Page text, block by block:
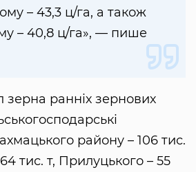
– 43,3 ц/га, а також
– 40,8 ц/га», — пише
ранніх зернових
району – 106 тис.
тис. т, Прилуцького – 55